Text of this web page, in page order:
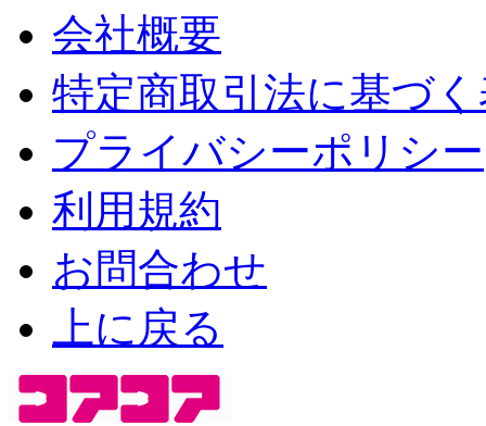
会社概要
特定商取引法に基づ
プライバシーポリシー
利用規約
お問合わせ
上に戻る